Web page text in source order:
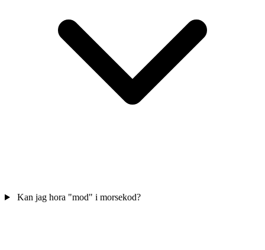
Kan jag hora "mod" i morsekod?